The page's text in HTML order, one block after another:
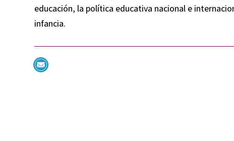
educación, la política educativa nacional e
infancia.